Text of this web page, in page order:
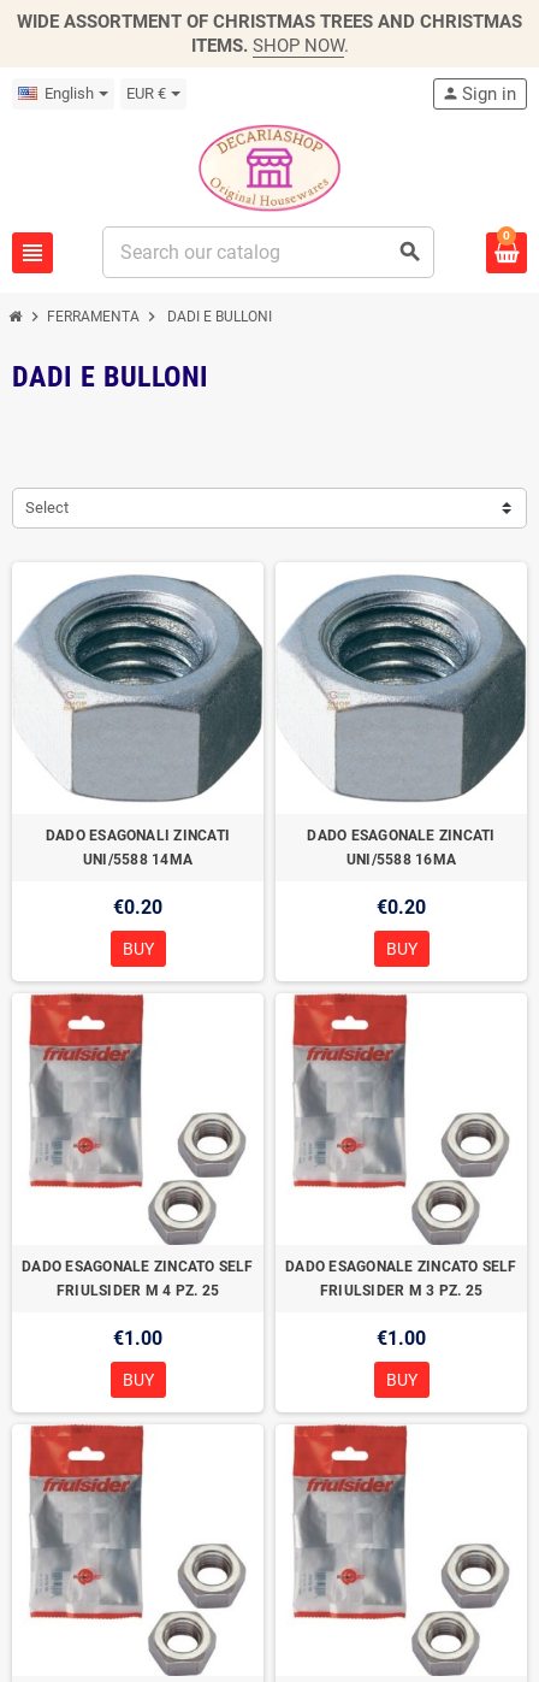
WIDE ASSORTMENT OF CHRISTMAS TREES AND CHRISTMAS
ITEMS. SHOP NOW.
English EUR €
view_headline search
person Sign in
0
chevron_right FERRAMENTA chevron_right DADI E BULLONI
DADI E BULLONI
Select
DADO ESAGONALI ZINCATI
UNI/5588 14MA
€0.20
BUY
DADO ESAGONALE ZINCATI
UNI/5588 16MA
€0.20
BUY
DADO ESAGONALE ZINCATO SELF
FRIULSIDER M 4 PZ. 25
€1.00
BUY
DADO ESAGONALE ZINCATO SELF
FRIULSIDER M 3 PZ. 25
€1.00
BUY